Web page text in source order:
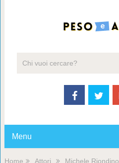
Menu
Home Attori Michele Riondino